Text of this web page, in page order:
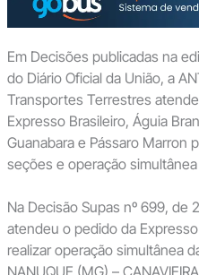
Em Decisões publicadas na
do Diário Oficial da União, a
Transportes Terrestres
Expresso Brasileiro, Águia
Guanabara e Pássaro Marron
seções e operação
Na Decisão Supas nº 699, de
atendeu o pedido da
realizar operação simultânea